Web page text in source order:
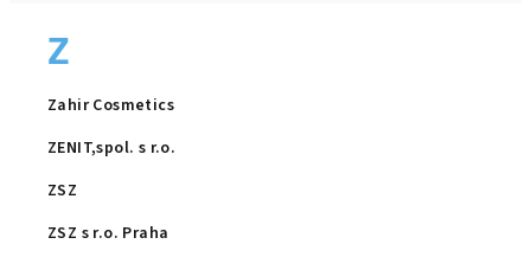
Z
Zahir Cosmetics
ZENIT,spol. s r.o.
ZSZ
ZSZ s r.o. Praha